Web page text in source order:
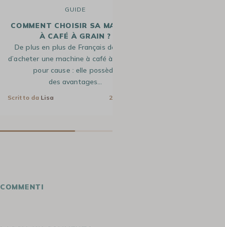
GUIDE
COMMENT CHOISIR SA MACHINE
À CAFÉ À GRAIN ?
De plus en plus de Français décident
d’acheter une machine à café à grain, et
pour cause : elle possède
des avantages…
Scritto da Lisa 2 Mag 2023
COMMENTI